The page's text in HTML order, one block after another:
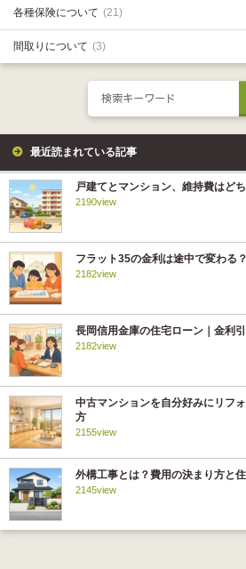
各種保険について (21)
間取りについて (3)
最近読まれている記事
戸建てとマンション、維持費はど
2190view
フラット35の金利は途中で変わる
2182view
長岡信用金庫の住宅ローン｜金利
2182view
中古マンションを自分好みにリフ
方
2155view
外構工事とは？費用の決まり方と
2145view